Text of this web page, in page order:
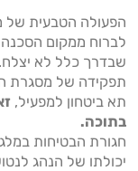
הפעולה הטבעית של
לברוח ממקום הסכנה
שבדרך כלל לא יצלח.
תפקידה של מסגרת
תא ביטחון למפעיל,
בתוכה.
חגורת הבטיחות
יכולתו של הנהג